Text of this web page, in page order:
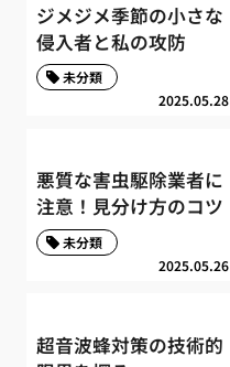
ジメジメ季節の小さな
侵入者と私の攻防
2025.05.28
未分類
悪質な害虫駆除業者に
注意！見分け方のコツ
2025.05.26
未分類
超音波蜂対策の技術的